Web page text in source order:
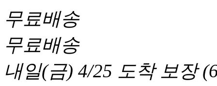
무료배송
무료배송
내일(금) 4/25 도착 보장(